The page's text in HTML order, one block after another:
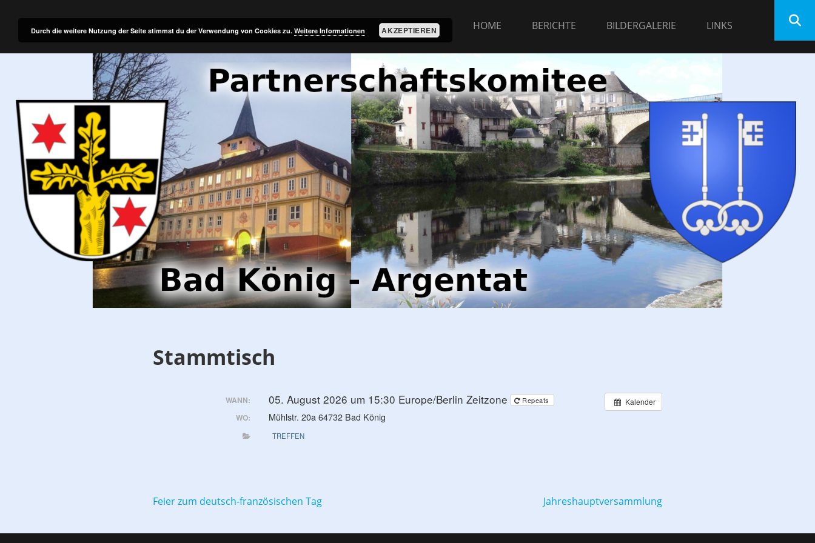
BAD KÖNIG – ARGENTAT
HOME BERICHTE BILDERGALERIE LINKS
Stammtisch
Kalender
WANN: 05. August 2026 um 15:30 Europe/Berlin Zeitzone Repeats
WO: Mühlstr. 20a 64732 Bad König
TREFFEN
Beitragsnavigation
Feier zum deutsch-französischen Tag Jahreshauptversammlung
Durch die weitere Nutzung der Seite stimmst du der Verwendung von Cookies zu. Weitere Informationen AKZEPTIEREN